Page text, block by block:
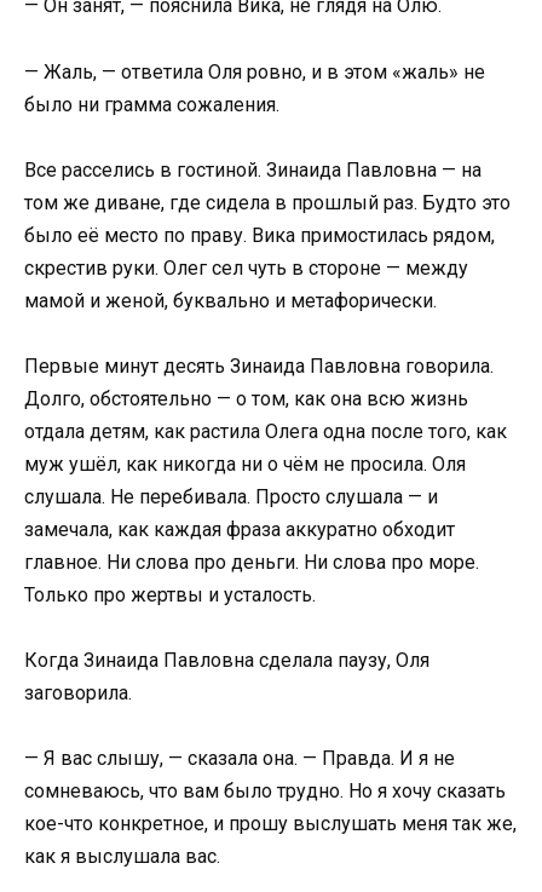
— Он занят, — пояснила Вика, не глядя на Олю.
— Жаль, — ответила Оля ровно, и в этом «жаль» не
было ни грамма сожаления.
Все расселись в гостиной. Зинаида Павловна — на
том же диване, где сидела в прошлый раз. Будто это
было её место по праву. Вика примостилась рядом,
скрестив руки. Олег сел чуть в стороне — между
мамой и женой, буквально и метафорически.
Первые минут десять Зинаида Павловна говорила.
Долго, обстоятельно — о том, как она всю жизнь
отдала детям, как растила Олега одна после того, как
муж ушёл, как никогда ни о чём не просила. Оля
слушала. Не перебивала. Просто слушала — и
замечала, как каждая фраза аккуратно обходит
главное. Ни слова про деньги. Ни слова про море.
Только про жертвы и усталость.
Когда Зинаида Павловна сделала паузу, Оля
заговорила.
— Я вас слышу, — сказала она. — Правда. И я не
сомневаюсь, что вам было трудно. Но я хочу сказать
кое-что конкретное, и прошу выслушать меня так же,
как я выслушала вас.